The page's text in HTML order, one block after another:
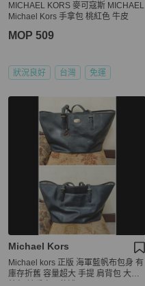
MICHAEL KORS 麥可寇斯 MICHAEL
Michael Kors 手拿包 桃紅色 牛皮
MOP 509
狀況良好 台灣 免運
Michael Kors
Michael kors 正版 海軍藍帆布包身 有
庫存折舊 容量超大 手提 肩背包 大托